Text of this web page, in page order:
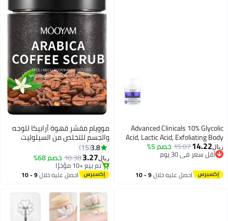
Advanced Clinicals 10% Glycolic
Acid, Lactic Acid, Exfoliating Body
Cream, 16 oz (454 g)
ريال14.22
15.07خصم 5%
أقل سعر في 30 يوم
أقل سعر في 30 يوم
احصل عليه خلال 9 - 10
موويام مقشر قهوة أرابيكا للوجه
والجسم للتخلص من السيلوليت
والتجاعيد وعلامات التمدد لجميع
أنواع البشرة
3.8
15
ريال3.27
10.38خصم 68%
تم بيع +10 مؤخرًا
تم بيع +10 مؤخرًااحصل عليه خلال 9 - 10